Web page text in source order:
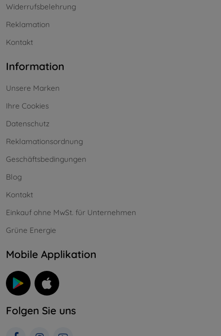
Widerrufsbelehrung
Reklamation
Kontakt
Information
Unsere Marken
Ihre Cookies
Datenschutz
Reklamationsordnung
Geschäftsbedingungen
Blog
Kontakt
Einkauf ohne MwSt. für Unternehmen
Grüne Energie
Mobile Applikation
Folgen Sie uns